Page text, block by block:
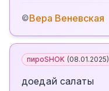
©Вера Веневская
пироSHOK (08.01.2025)
доедай салаты